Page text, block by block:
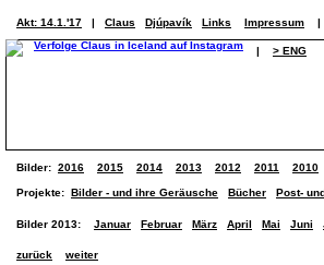
Akt: 14.1.'17 | Claus Djúpavík Links Impressum |
| > ENG
Bilder: 2016 2015 2014 2013 2012 2011 2010
Projekte: Bilder - und ihre Geräusche Bücher Post-
Bilder 2013: Januar Februar März April Mai Juni
zurück weiter